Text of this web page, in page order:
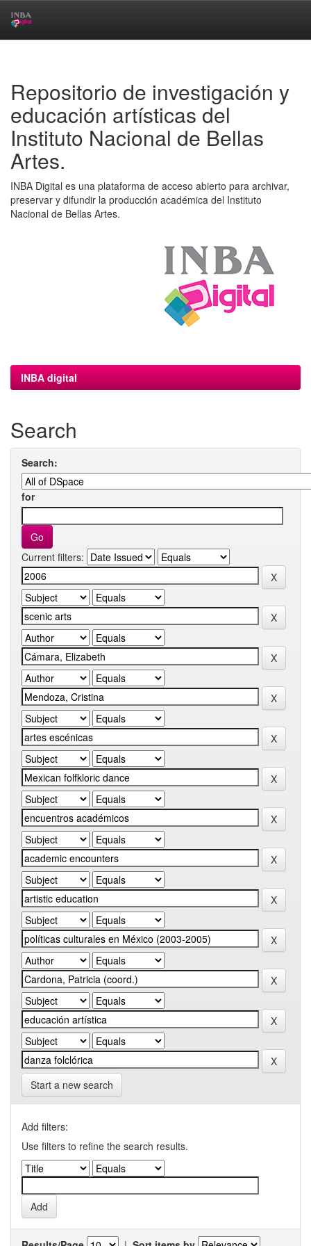
Repositorio de investigación y
educación artísticas del
Instituto Nacional de Bellas
Artes.
INBA Digital es una plataforma de acceso abierto para archivar,
preservar y difundir la producción académica del Instituto
Nacional de Bellas Artes.
INBA digital
Search
Search:
for
Current filters:
Start a new search
Add filters:
Use filters to refine the search results.